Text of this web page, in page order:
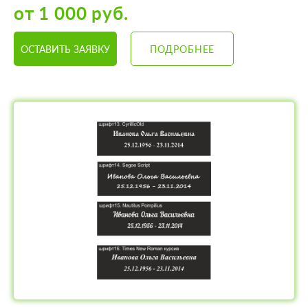
от 1 000 руб.
ОСТАВИТЬ ЗАЯВКУ ПОДРОБНЕЕ